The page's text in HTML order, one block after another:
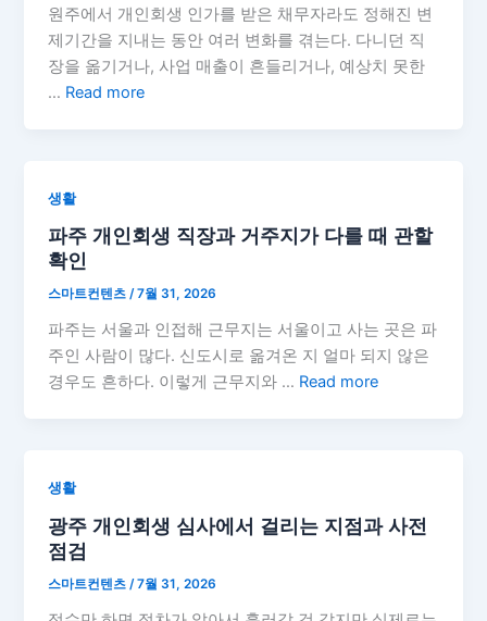
원주에서 개인회생 인가를 받은 채무자라도 정해진 변
제기간을 지내는 동안 여러 변화를 겪는다. 다니던 직
장을 옮기거나, 사업 매출이 흔들리거나, 예상치 못한
… Read more
생활
파주 개인회생 직장과 거주지가 다를 때 관할
확인
스마트컨텐츠/7월 31, 2026
파주는 서울과 인접해 근무지는 서울이고 사는 곳은 파
주인 사람이 많다. 신도시로 옮겨온 지 얼마 되지 않은
경우도 흔하다. 이렇게 근무지와 … Read more
생활
광주 개인회생 심사에서 걸리는 지점과 사전
점검
스마트컨텐츠 /7월 31, 2026